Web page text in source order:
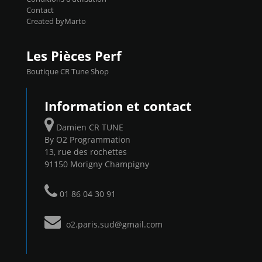
Contact
Created byMarto
Les Pièces Perf
Boutique CR Tune Shop
Information et contact
Damien CR TUNE
By O2 Programmation
13, rue des rochettes
91150 Morigny Champigny
01 86 04 30 91
o2.paris.sud@gmail.com